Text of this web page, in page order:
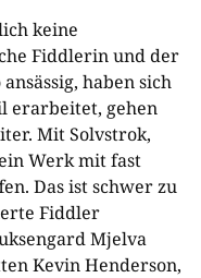
keine
Fiddlerin und der
haben sich
erarbeitet, gehen
Mit Solvstrok,
Werk mit fast
Das ist schwer zu
Fiddler
Mjelva
Kevin Henderson,